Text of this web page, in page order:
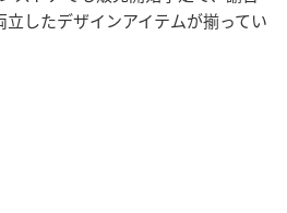
したデザインアイテムが揃ってい